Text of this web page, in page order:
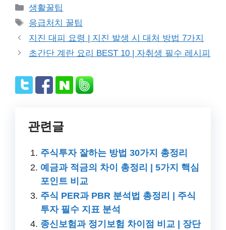
Categories
생활꿀팁
Tags
응급처치 꿀팁
지진 대피 요령 | 지진 발생 시 대처 방법 7가지
초간단 계란 요리 BEST 10 | 자취생 필수 레시피
관련글
주식투자 잘하는 방법 30가지 총정리
예금과 적금의 차이 총정리 | 5가지 핵심
포인트 비교
주식 PER과 PBR 분석법 총정리 | 주식
투자 필수 지표 분석
종신보험과 정기보험 차이점 비교 | 장단